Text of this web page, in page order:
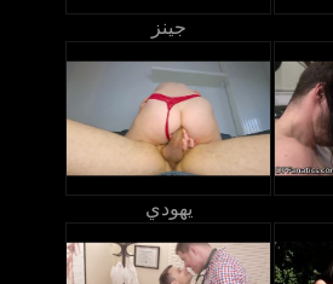
جينز
يهودي